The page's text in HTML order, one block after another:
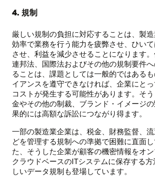
4. 規制
厳しい規制の負担に対応することは、製
効率で業務を行う能力を疲弊させ、ひい
させ、利益を減少させることになります。
連邦法、国際法およびその他の規制要件
ることは、課題としては一般的ではある
イアンスを遵守できなければ、企業にと
コストが発生する可能性があります。そ
金やその他の制裁、ブランド・イメージ
果的には高額な訴訟につながり得ます。
一部の製造業企業は、税金、財務監督、
どを管理する規制への準拠で困難に直面
た、そうした企業が顧客の機密情報をオ
クラウドベースのITシステムに保存する
しいデータ規制も登場しています。